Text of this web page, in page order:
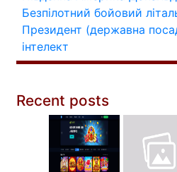
Безпілотний бойовий
Президент (державна
інтелект
Recent posts